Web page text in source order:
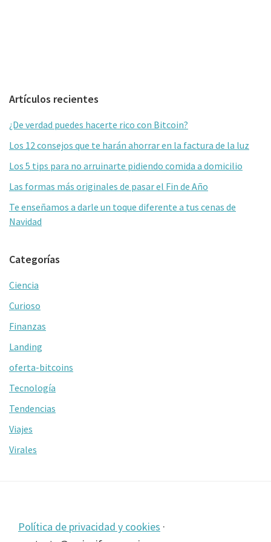
Barra
lateral
primaria
Artículos recientes
¿De verdad puedes hacerte rico con Bitcoin?
Los 12 consejos que te harán ahorrar en la factura de la luz
Los 5 tips para no arruinarte pidiendo comida a domicilio
Las formas más originales de pasar el Fin de Año
Te enseñamos a darle un toque diferente a tus cenas de
Navidad
Categorías
Ciencia
Curioso
Finanzas
Landing
oferta-bitcoins
Tecnología
Tendencias
Viajes
Virales
Footer
Política de privacidad y cookies ·